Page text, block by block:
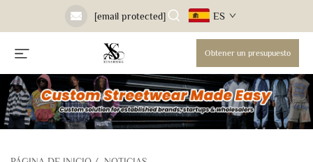
[email protected] ES
Obtener un presupuesto